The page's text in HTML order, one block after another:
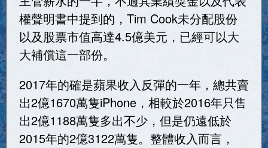
權聲明書中提到的，Tim Cook未分配股份
以及股票市值高達4.5億美元，已經可以大
大補償這一部份。
2017年的確是蘋果收入反彈的一年，總共賣
出2億1670萬隻iPhone，相較於2016年只售
出2億1188萬隻多出不少，但是仍遠低於
2015年的2億3122萬隻。整體收入而言，